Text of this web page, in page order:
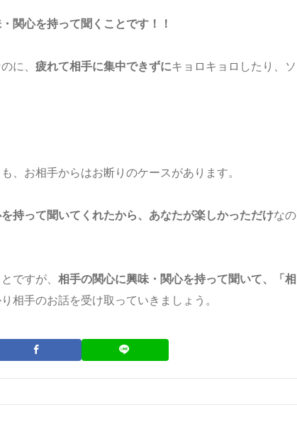
関心を持って聞くことです！！
に、 疲れて相手に集中できずにキョロキョロしたり、ソ
、お相手からはお断りのケースがあります。
持って聞いてくれたから、あなたが楽しかっただけなの
ですが、 相手の関心に興味・関心を持って聞いて、「相
相手のお話を受け取っていきましょう。